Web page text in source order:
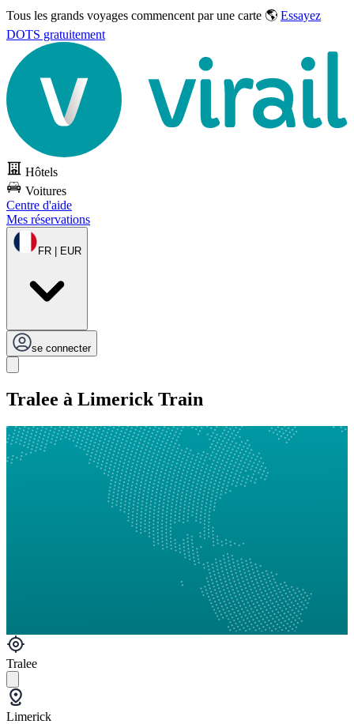
Tous les grands voyages commencent par une carte 🌎 Essayez
DOTS gratuitement
Hôtels
Voitures
Centre d'aide
Mes réservations
FR | EUR
se connecter
Tralee à Limerick Train
Tralee
Limerick